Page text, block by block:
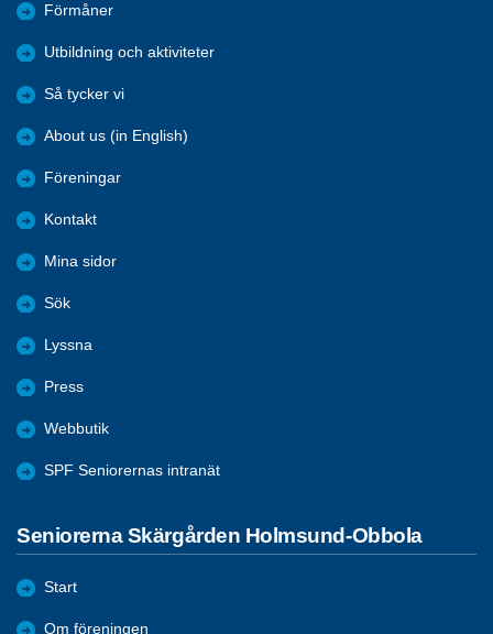
Förmåner
Utbildning och aktiviteter
Så tycker vi
About us (in English)
Föreningar
Kontakt
Mina sidor
Sök
Lyssna
Press
Webbutik
SPF Seniorernas intranät
Seniorerna Skärgården Holmsund-Obbola
Start
Om föreningen